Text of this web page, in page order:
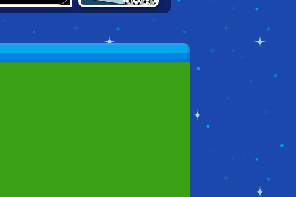
RAGDOLL
SOCCER